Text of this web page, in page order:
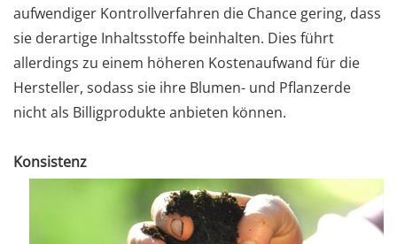
aufwendiger Kontrollverfahren die Chance gering, dass
sie derartige Inhaltsstoffe beinhalten. Dies führt
allerdings zu einem höheren Kostenaufwand für die
Hersteller, sodass sie ihre Blumen- und Pflanzerde
nicht als Billigprodukte anbieten können.
Konsistenz